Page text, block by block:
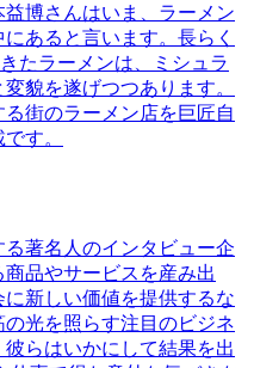
博さんはいま、ラーメン
あると言います。長らく
たラーメンは、ミシュラ
貌を遂げつつあります。
街のラーメン店を巨匠自
す。
著名人のインタビュー企
品やサービスを産み出
新しい価値を提供するな
光を照らす注目のビジネ
らはいかにして結果を出